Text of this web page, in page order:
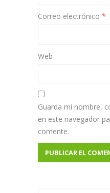
Correo electrónico *
Web
Guarda mi nombre,
en este navegador
comente.